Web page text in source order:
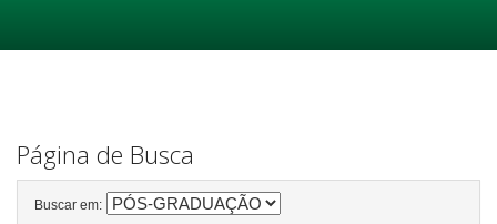
Página de Busca
Buscar em: